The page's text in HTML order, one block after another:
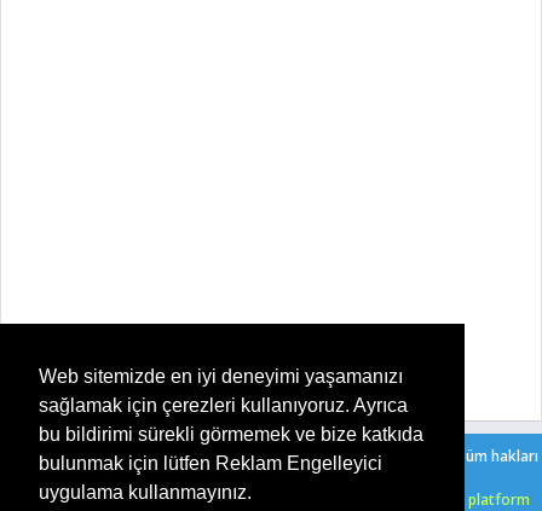
Web sitemizde en iyi deneyimi yaşamanızı
sağlamak için çerezleri kullanıyoruz. Ayrıca
bu bildirimi sürekli görmemek ve bize katkıda
bulunmak için lütfen Reklam Engelleyici
uygulama kullanmayınız.
Copyright ©2026 Şeker Oyun - Her Yaşa Uygun Ücretsiz Oyunlar
. Tüm hakları
Bir Serkan Çelik
sitesidir.
HTML5 oyunlarımızı ücretsiz bir şekilde, işletim sistemi, tarayıcı ve platform